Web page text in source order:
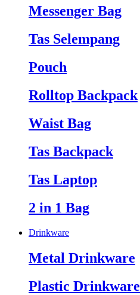
Messenger Bag
Tas Selempang
Pouch
Rolltop Backpack
Waist Bag
Tas Backpack
Tas Laptop
2 in 1 Bag
Drinkware
Metal Drinkware
Plastic Drinkware